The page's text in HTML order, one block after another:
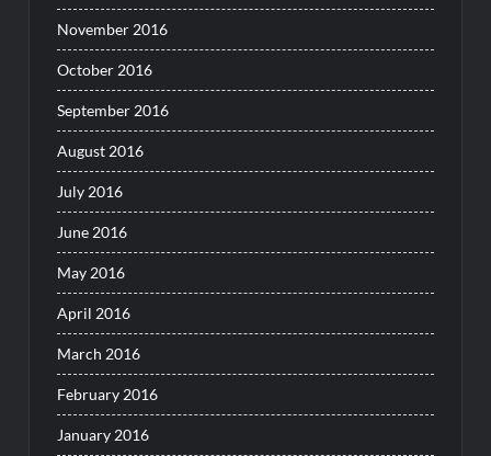
November 2016
October 2016
September 2016
August 2016
July 2016
June 2016
May 2016
April 2016
March 2016
February 2016
January 2016